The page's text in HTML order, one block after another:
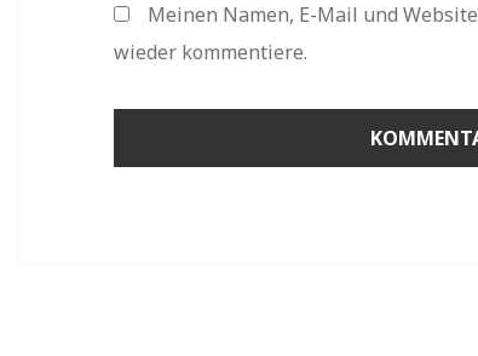
Meinen Namen, E-Mail und
wieder kommentiere.